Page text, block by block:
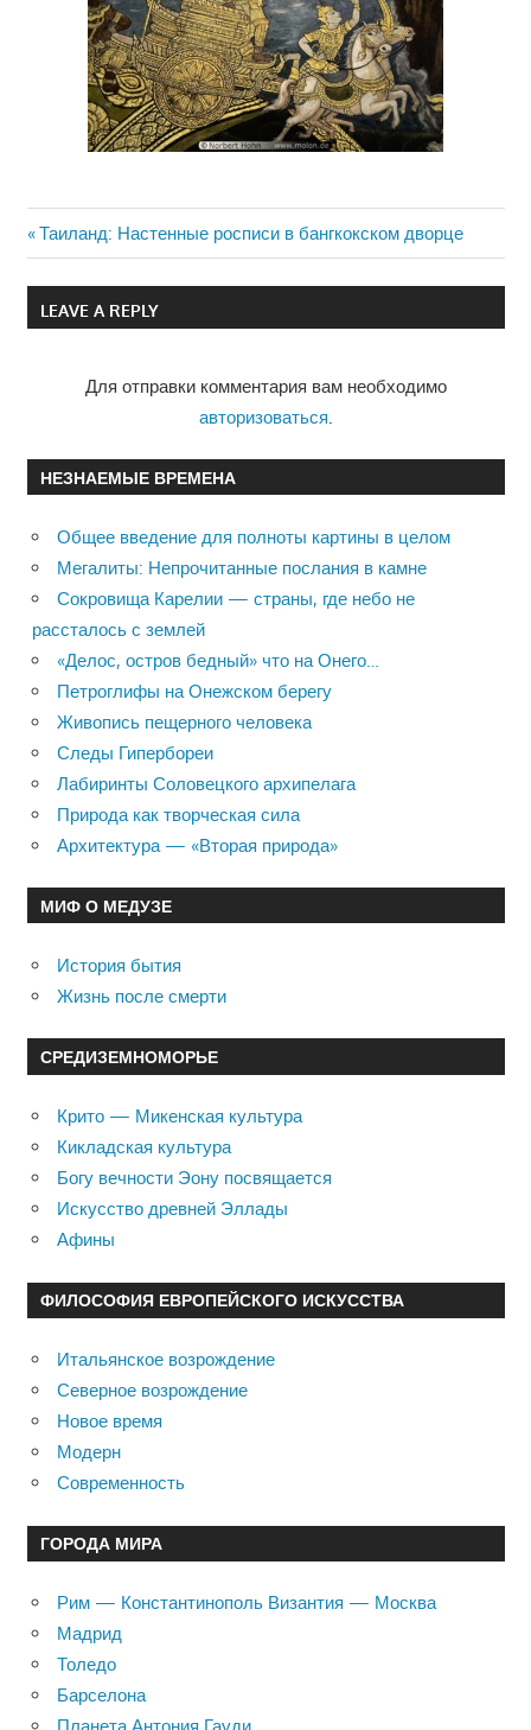
Навигация
по
Previous
Post:
Таиланд: Настенные росписи в бангкокском дворце
LEAVE A REPLY
Для отправки комментария вам необходимо
авторизоваться
НЕЗНАЕМЫЕ ВРЕМЕНА
Общее введение для полноты картины в целом
Мегалиты: Непрочитанные послания в камне
Сокровища Карелии — страны, где небо не
рассталось с землей
«Делос, остров бедный» что на Онего…
Петроглифы на Онежском берегу
Живопись пещерного человека
Следы Гипербореи
Лабиринты Соловецкого архипелага
Природа как творческая сила
Архитектура — «Вторая природа»
МИФ О МЕДУЗЕ
История бытия
Жизнь после смерти
СРЕДИЗЕМНОМОРЬЕ
Крито — Микенская культура
Кикладская культура
Богу вечности Эону посвящается
Искусство древней Эллады
Афины
ФИЛОСОФИЯ ЕВРОПЕЙСКОГО ИСКУССТВА
Итальянское возрождение
Северное возрождение
Новое время
Модерн
Современность
ГОРОДА МИРА
Рим — Константинополь Византия — Москва
Мадрид
Толедо
Барселона